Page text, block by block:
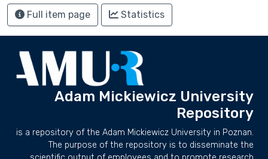
Full item page Statistics
Adam Mickiewicz University
Repository
is a repository of the Adam Mickiewicz University in Poznan.
The purpose of the repository is to disseminate the